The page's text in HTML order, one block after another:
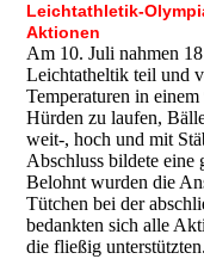
Leichtathletik-
Aktionen
Am 10. Juli nahmen
Leichtatheltik teil und
Temperaturen in
Hürden zu laufen,
weit-, hoch und mit
Abschluss bildete eine
Belohnt wurden die
Tütchen bei der
bedankten sich alle
die fließig unterstützten.